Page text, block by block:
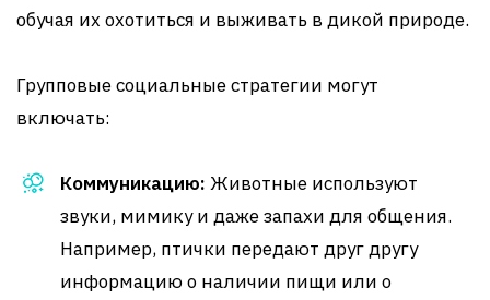
обучая их охотиться и выживать в дикой природе.
Групповые социальные стратегии могут
включать:
Коммуникацию: Животные используют
звуки, мимику и даже запахи для общения.
Например, птички передают друг другу
информацию о наличии пищи или о